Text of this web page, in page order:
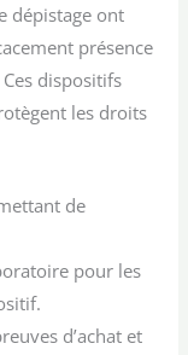
dépistage ont
présence
dispositifs
les droits
de
pour les
d’achat et